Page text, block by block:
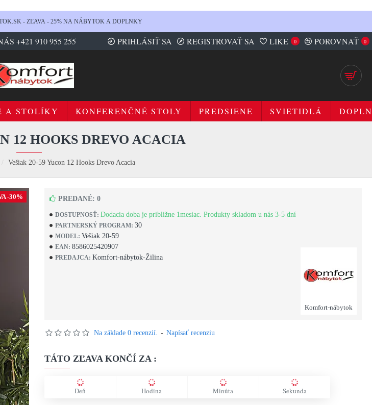
- ZĽAVA - 25% NA NÁBYTOK A DOPLNKY
+421 910 955 255 PRIHLÁSIŤ SA REGISTROVAŤ SA LIKE 0 POROVNAŤ 0
A STOLÍKY KONFERENČNÉ STOLY PREDSIENE SVIETIDLÁ
Vešiak 20-59 Yucon 12 Hooks Drevo Acacia
12 HOOKS DREVO ACACIA
-30%
DOSTUPNOSŤ: Dodacia doba je približne 1mesiac. Produkty skladom u nás 3-5 dní
PARTNERSKÝ PROGRAM: 30
MODEL: Vešiak 20-59
EAN: 8586025420907
PREDAJCA: Komfort-nábytok-Žilina
Komfort-nábytok
PREDANÉ: 0
Na základe 0 recenzií. - Napísať recenziu
TÁTO ZĽAVA KONČÍ ZA :
Deň Hodina Minúta Sekunda